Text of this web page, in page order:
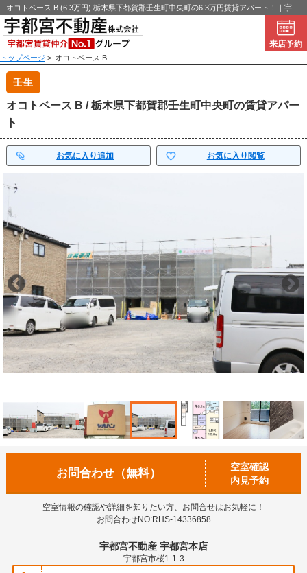
オコトベース B (6.3万円) 栃木県下都賀郡壬生町中央町の6.3万円賃貸アパート！｜宇都宮不動産
来店予約
トップページ > オコトベース B
壬生
オコトベース B / 栃木県下都賀郡壬生町中央町の賃貸アパー
ト
お気に入り追加 お気に入り閲覧
お問合わせ（無料）
空室確認
内見予約
空室情報の確認や詳細を知りたい方、お問合せはお気軽に！
お問合わせNO:RHS-14336858
宇都宮不動産 宇都宮本店
宇都宮市桜1-1-3